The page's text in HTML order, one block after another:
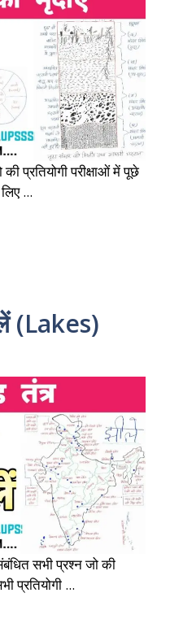
प्रतियोगी परीक्षाओं में पूछे
...
(Lakes)
सभी प्रश्न जो की
प्रतियोगी ...